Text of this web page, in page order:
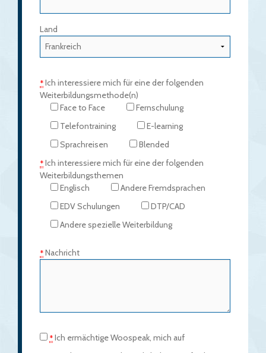
Land
* Ich interessiere mich für eine der folgenden
Weiterbildungsmethode(n)
Face to Face
Fernschulung
Telefontraining
E-learning
Sprachreisen
Blended
* Ich interessiere mich für eine der folgenden
Weiterbildungsthemen
Englisch
Andere Fremdsprachen
EDV Schulungen
DTP/CAD
Andere spezielle Weiterbildung
* Nachricht
* Ich ermächtige Woospeak, mich auf